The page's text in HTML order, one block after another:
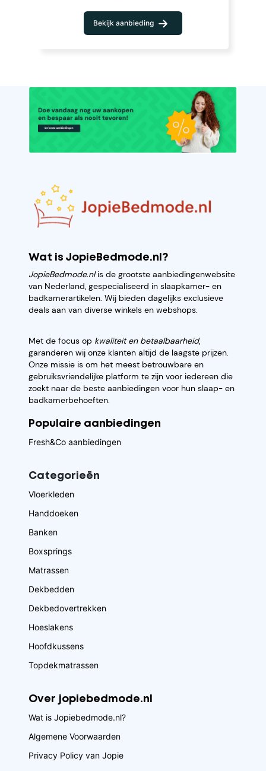
Bekijk aanbieding
Wat is JopieBedmode.nl?
JopieBedmode.nlis de grootste aanbiedingenwebsite
van Nederland, gespecialiseerd in slaapkamer- en
badkamerartikelen. Wij bieden dagelijks exclusieve
deals aan van diverse winkels en webshops.
Met de focus op kwaliteit en betaalbaarheid,
garanderen wij onze klanten altijd de laagste prijzen.
Onze missie is om het meest betrouwbare en
gebruiksvriendelijke platform te zijn voor iedereen die
zoekt naar de beste aanbiedingen voor hun slaap- en
badkamerbehoeften.
Populaire aanbiedingen
Fresh&Co aanbiedingen
Categorieēn
Vloerkleden
Handdoeken
Banken
Boxsprings
Matrassen
Dekbedden
Dekbedovertrekken
Hoeslakens
Hoofdkussens
Topdekmatrassen
Over jopiebedmode.nl
Wat is Jopiebedmode.nl?
Algemene Voorwaarden
Privacy Policy van Jopie